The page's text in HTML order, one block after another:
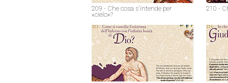
209 - Che cosa s'intende per
«cielo»?
210 -